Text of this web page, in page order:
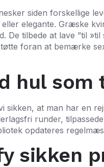
siden forskellige
elegante. Græske
tilbede at lave ”til
foran at bemærke
hul som
sikken, at man har en
runder,
opdateres
sikken